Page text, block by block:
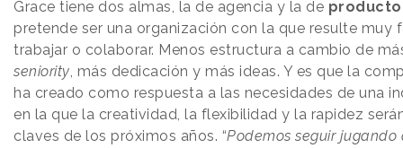
Grace tiene dos almas, la de agencia y la de
pretende ser una organización con la que resulte muy
trabajar o colaborar. Menos estructura a cambio de
seniority, más dedicación y más ideas. Y es que la
ha creado como respuesta a las necesidades de una
en la que la creatividad, la flexibilidad y la rapidez
claves de los próximos años. “Podemos seguir jugando